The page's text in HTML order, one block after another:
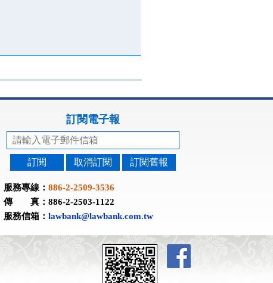
訂閱電子報
訂閱 取消訂閱 訂閱舊報
服務專線： 886-2-2509-3536
傳 真：886-2-2503-1122
服務信箱： lawbank@lawbank.com.tw